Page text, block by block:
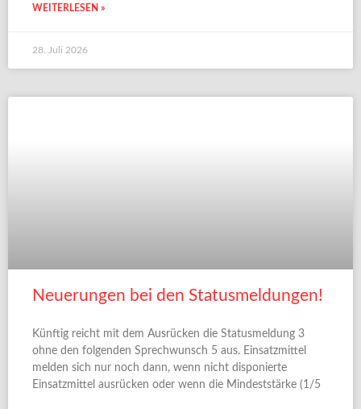
WEITERLESEN »
28. Juli 2026
Neuerungen bei den Statusmeldungen!
Künftig reicht mit dem Ausrücken die Statusmeldung 3
ohne den folgenden Sprechwunsch 5 aus. Einsatzmittel
melden sich nur noch dann, wenn nicht disponierte
Einsatzmittel ausrücken oder wenn die Mindeststärke (1/5